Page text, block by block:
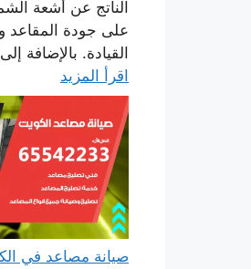
الناتج عن أشعة
على جودة المقاعد
القيادة. بالإضافة
اقرأ المزيد